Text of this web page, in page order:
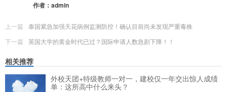
作者： admin
上一篇
泰国紧急加强天花病例监测防控！确认目前尚未发现严重毒株
下一篇
英国大学的黄金时代已过？国际申请人数急剧下降！！
相关推荐
外校天团+特级教师一对一，建校仅一年交出惊人成绩
单：这所高中什么来头？